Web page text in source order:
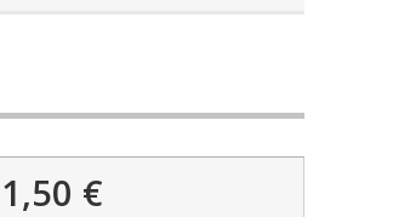
1,50 €